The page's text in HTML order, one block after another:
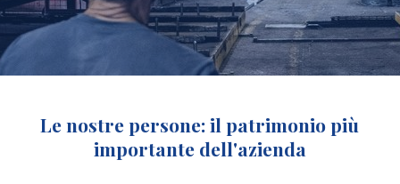
Le nostre persone: il patrimonio più
importante dell'azienda